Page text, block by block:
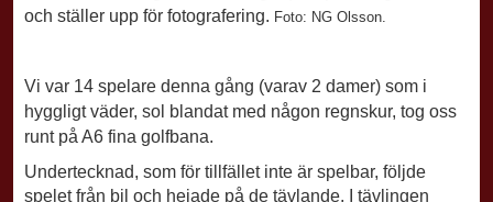
och ställer upp för fotografering. Foto: NG Olsson.
Vi var 14 spelare denna gång (varav 2 damer) som i
hyggligt väder, sol blandat med någon regnskur, tog oss
runt på A6 fina golfbana.
Undertecknad, som för tillfället inte är spelbar, följde
spelet från bil och hejade på de tävlande. I tävlingen